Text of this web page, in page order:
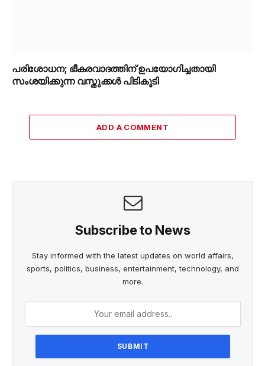
പരിശോധന; ഭീകരവാദത്തിന് ഉപയോഗിച്ചതായി
സംശയിക്കുന്ന വസ്തുക്കൾ പിടികൂടി
ADD A COMMENT
Subscribe to News
Stay informed with the latest updates on world affairs,
sports, politics, business, entertainment, technology, and
more.